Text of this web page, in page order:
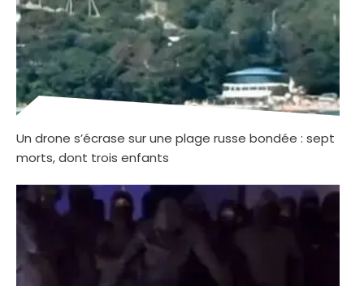
Un drone s’écrase sur une plage russe bondée : sept
morts, dont trois enfants